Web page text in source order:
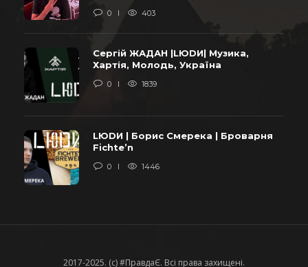
0 403
Сергій ЖАДАН |LЮDИ| Музика,
Хартія, Молодь, Україна
0 1839
LЮDИ | Борис Смерека | Броварня
Fichte’n
0 1446
2017-2025. (c) #ПравдаЄ. Всі права захищені.